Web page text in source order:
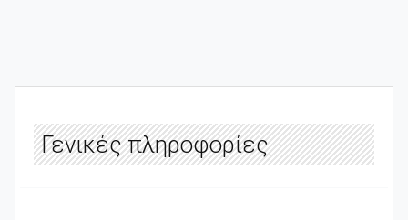
Γενικές πληροφορίες